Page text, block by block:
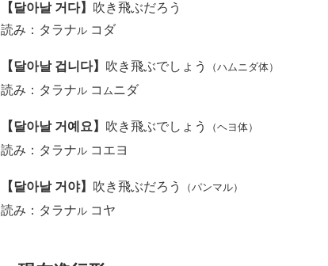
【달아날 거다】 吹き飛ぶだろう
読み：タラナ ル コダ
【달아날 겁니다】 吹き飛ぶでしょう （ハムニダ体）
読み：タラナ ル コ ムニダ
【달아날 거예요】 吹き飛ぶでしょう （ヘヨ体）
読み：タラナ ル コエヨ
【달아날 거야】 吹き飛ぶだろう （パンマル）
読み：タラナ ル コヤ